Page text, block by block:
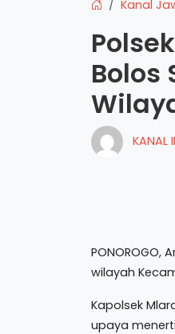
Kanal
Bolos
KANAL
wilayah
Kapolsek
upaya